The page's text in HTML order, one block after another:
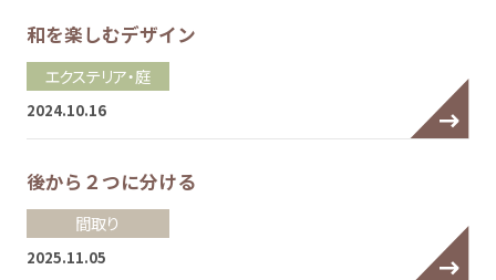
和を楽しむデザイン
エクステリア・庭
2024.10.16
後から２つに分ける
間取り
2025.11.05